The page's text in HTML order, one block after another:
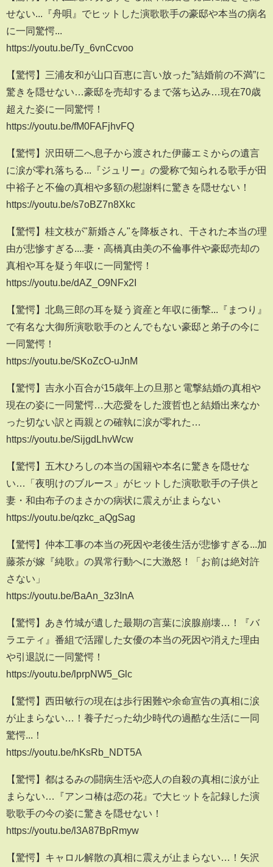
せない...『舟唄』でヒットした演歌歌手の豪邸や本当の病名
に一同驚愕...
https://youtu.be/Ty_6vnCcvoo
【驚愕】三浦友和が山口百恵に言い放った”結婚前の不満”に
驚きを隠せない…豪邸を売却するまで落ち込み…現在70歳
超えた姿に一同驚愕！
https://youtu.be/fM0FAFjhvFQ
【驚愕】沢田研二へ息子から渡された伊藤エミからの遺言
に涙が零れ落ちる...『ジュリー』の愛称で知られる歌手が田
中裕子と不倫の真相や多額の慰謝料に驚きを隠せない！
https://youtu.be/s7oBZ7n8Xkc
【驚愕】桂文枝が"新婚さん"を降板され、干された本当の理
由が悲惨すぎる....妻・高橋真由美の不倫事件や豪邸売却の
真相や耳を疑う年収に一同驚愕！
https://youtu.be/dAZ_O9NFx2I
【驚愕】北島三郎の耳を疑う資産と年収に衝撃...『まつり』
で有名な大御所演歌歌手のとんでもない豪邸と弟子の今に
一同驚愕！
https://youtu.be/SKoZcO-uJnM
【驚愕】吉永小百合が15歳年上の旦那と電撃結婚の真相や
現在の姿に一同驚愕…大恋愛をした渡哲也と結婚出来なか
った切ない訳と両親との確執に涙が零れた…
https://youtu.be/SijgdLhvWcw
【驚愕】五木ひろしの本当の国籍や本名に驚きを隠せな
い…「夜明けのブルース」がヒットした演歌歌手の子供と
妻・和由布子のまさかの病状に震えが止まらない
https://youtu.be/qzkc_aQgSag
【驚愕】仲本工事の本当の死因や老後生活が悲惨すぎる...加
藤茶が嫁『純歌』の異常行動へに大激怒！「お前は絶対許
さない」
https://youtu.be/BaAn_3z3InA
【驚愕】あき竹城が遺した最期の言葉に涙腺崩壊…！『バ
ラエティ』番組で活躍した女優の本当の死因や消えた理由
や引退説に一同驚愕！
https://youtu.be/lprpNW5_Glc
【驚愕】西田敏行の現在は歩行困難や余命宣告の真相に涙
が止まらない…！養子だった幼少時代の過酷な生活に一同
驚愕...！
https://youtu.be/hKsRb_NDT5A
【驚愕】都はるみの闘病生活や恋人の自殺の真相に涙が止
まらない…『アンコ椿は恋の花』で大ヒットを記録した演
歌歌手の今の姿に驚きを隠せない！
https://youtu.be/l3A87BpRmyw
【驚愕】キャロル解散の真相に震えが止まらない…！矢沢